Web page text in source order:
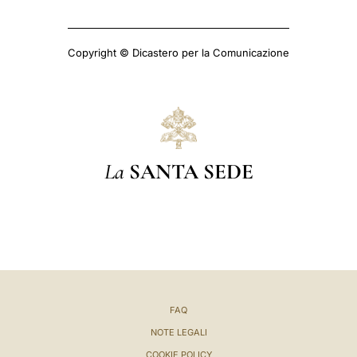
Copyright © Dicastero per la Comunicazione
La SANTA SEDE
FAQ
NOTE LEGALI
COOKIE POLICY